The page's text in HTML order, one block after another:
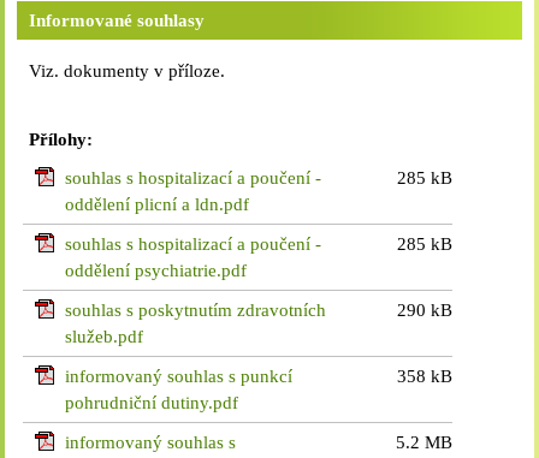
Informované souhlasy
Viz. dokumenty v příloze.
Přílohy:
souhlas s hospitalizací a poučení -
oddělení plicní a ldn.pdf
285 kB
souhlas s hospitalizací a poučení -
oddělení psychiatrie.pdf
285 kB
souhlas s poskytnutím zdravotních
služeb.pdf
290 kB
informovaný souhlas s punkcí
pohrudniční dutiny.pdf
358 kB
informovaný souhlas s
5.2 MB